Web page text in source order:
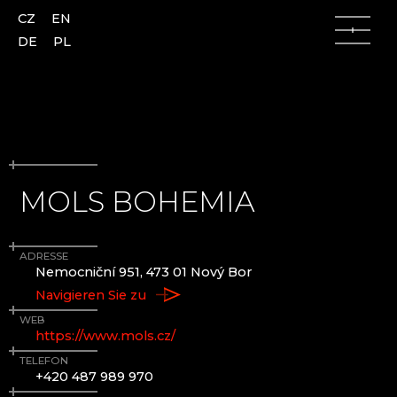
Lausitzer Gebirge
Česká Lípa (Böhmisch Leipa)
Kamenický Šenov (Steinschönau)
Kunratice u Cvikova (Kunnersdorf)
Nový Bor (Haida)
Slunečná
Lindava (Lindenau)
Lausitzer Gebirge
AJETO
ALENA LINTAVA, GLASS AND JEWELLERY
ASTERA
ASTRONOMISCHE UHR AUS GLAS - ČESKÁ
AZ-DESIGN
BARTGLASS
BYSTRO DESIGN
CZ
EN
DE
PL
MOLS BOHEMIA
ADRESSE
Nemocniční 951, 473 01 Nový Bor
Navigieren Sie zu
WEB
https://www.mols.cz/
TELEFON
+420 487 989 970